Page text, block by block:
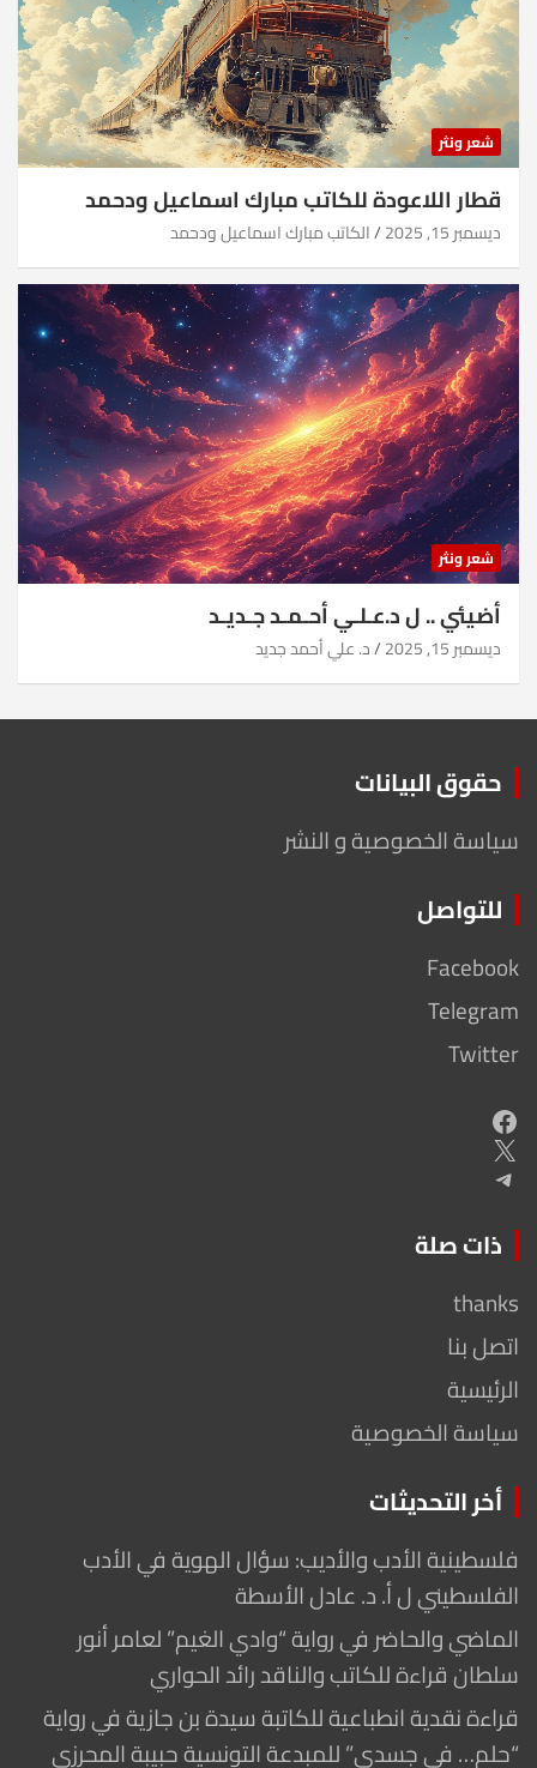
شعر ونثر
قطار اللاعودة للكاتب مبارك اسماعيل ودحمد
ديسمبر 15, 2025 الكاتب مبارك اسماعيل ودحمد
شعر ونثر
أضيئي .. ل د.عـلـي أحـمـد جـديـد
ديسمبر 15, 2025 د. علي أحمد جديد
حقوق البيانات
سياسة الخصوصية و النشر
للتواصل
Facebook
Telegram
Twitter
Facebook
X
Telegram
ذات صلة
thanks
اتصل بنا
الرئيسية
سياسة الخصوصية
أخر التحديثات
فلسطينية الأدب والأديب: سؤال الهوية في الأدب
الفلسطيني ل أ. د. عادل الأسطة
الماضي والحاضر في رواية “وادي الغيم” لعامر أنور
سلطان قراءة للكاتب والناقد رائد الحواري
قراءة نقدية انطباعية للكاتبة سيدة بن جازية في رواية
“حلم… في جسدي” للمبدعة التونسية حبيبة المحرزي